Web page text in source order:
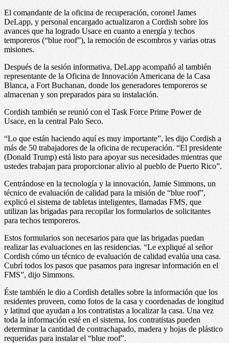
El comandante de la oficina de recuperación, coronel James
DeLapp, y personal encargado actualizaron a Cordish sobre los
avances que ha logrado Usace en cuanto a energía y techos
temporeros (“blue roof”), la remoción de escombros y varias otras
misiones.
Después de la sesión informativa, DeLapp acompañó al también
representante de la Oficina de Innovación Americana de la Casa
Blanca, a Fort Buchanan, donde los generadores temporeros se
almacenan y son preparados para su instalación.
Cordish también se reunió con el Task Force Prime Power de
Usace, en la central Palo Seco.
“Lo que están haciendo aquí es muy importante”, les dijo Cordish a
más de 50 trabajadores de la oficina de recuperación. “El presidente
(Donald Trump) está listo para apoyar sus necesidades mientras que
ustedes trabajan para proporcionar alivio al pueblo de Puerto Rico”.
Centrándose en la tecnología y la innovación, Jamie Simmons, un
técnico de evaluación de calidad para la misión de “blue roof”,
explicó el sistema de tabletas inteligentes, llamadas FMS, que
utilizan las brigadas para recopilar los formularios de solicitantes
para techos temporeros.
Estos formularios son necesarios para que las brigadas puedan
realizar las evaluaciones en las residencias. “Le expliqué al señor
Cordish cómo un técnico de evaluación de calidad evalúa una casa.
Cubrí todos los pasos que pasamos para ingresar información en el
FMS”, dijo Simmons.
Éste también le dio a Cordish detalles sobre la información que los
residentes proveen, como fotos de la casa y coordenadas de longitud
y latitud que ayudan a los contratistas a localizar la casa. Una vez
toda la información esté en el sistema, los contratistas pueden
determinar la cantidad de contrachapado, madera y hojas de plástico
requeridas para instalar el “blue roof”.